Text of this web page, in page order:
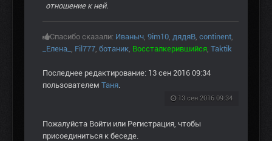
отношение к ней.
Спасибо сказали: Иваныч 9im10 дядяВ continent
_Елена_
Fil777 ботаник Воссталкерившийся Taktik
Последнее редактирование: 13 сен 2016 09:34
пользователем Таня
13 сен 2016 09:34
Пожалуйста Войти или Регистрация , чтобы
присоединиться к беседе.